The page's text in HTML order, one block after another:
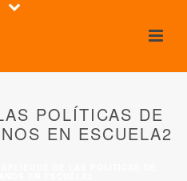
POLÍTICAS DE
EN ESCUELA2